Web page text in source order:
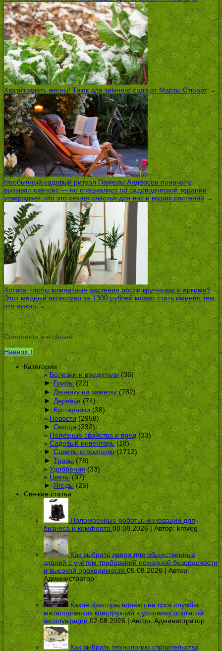
Хватит ждать весны! Трюк для зимнего сада от Марты Стюарт→
Необычный садовый ритуал Памелы Андерсон поначалу
вызывал скепсис — но специалист по садоводческой терапии
утверждает, что это секрет счастья для вас и ваших растений→
Хотите, чтобы комнатные растения росли крупными и яркими?
Этот медный аксессуар за 1300 рублей может стать именно тем,
что нужно→
Comments are closed.
Наверх ↑
Категории
Болезни и вредители (36)
► Грибы(22)
► Дачнику на заметку(782)
► Деревья(74)
► Кустарники(38)
Новости(2958)
► Овощи(232)
Полезные свойства и вред(33)
Садовый инвентарь(18)
► Советы строителю(1712)
► Травы(78)
Удобрения(33)
Цветы(37)
► Ягоды(25)
Свежие статьи
Поломоечные роботы: инновации для
бизнеса и комфорта 08.08.2026 | Автор:kmveg
Как выбрать двери для общественных
зданий с учётом требований пожарной безопасности
и высокой проходимости 05.08.2026 | Автор:
Администратор
Какие факторы влияют на срок службы
металлических конструкций в условиях открытой
эксплуатации 02.08.2026 | Автор:Администратор
Как выбрать технологию строительства